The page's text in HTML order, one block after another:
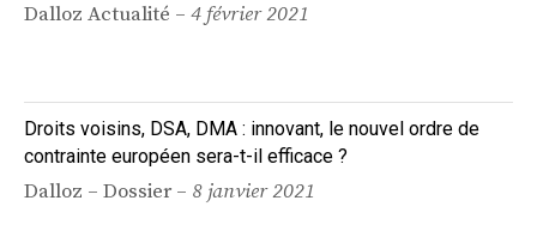
Dalloz Actualité – 4 février 2021
Droits voisins, DSA, DMA : innovant, le nouvel ordre de
contrainte européen sera-t-il efficace ?
Dalloz – Dossier – 8 janvier 2021